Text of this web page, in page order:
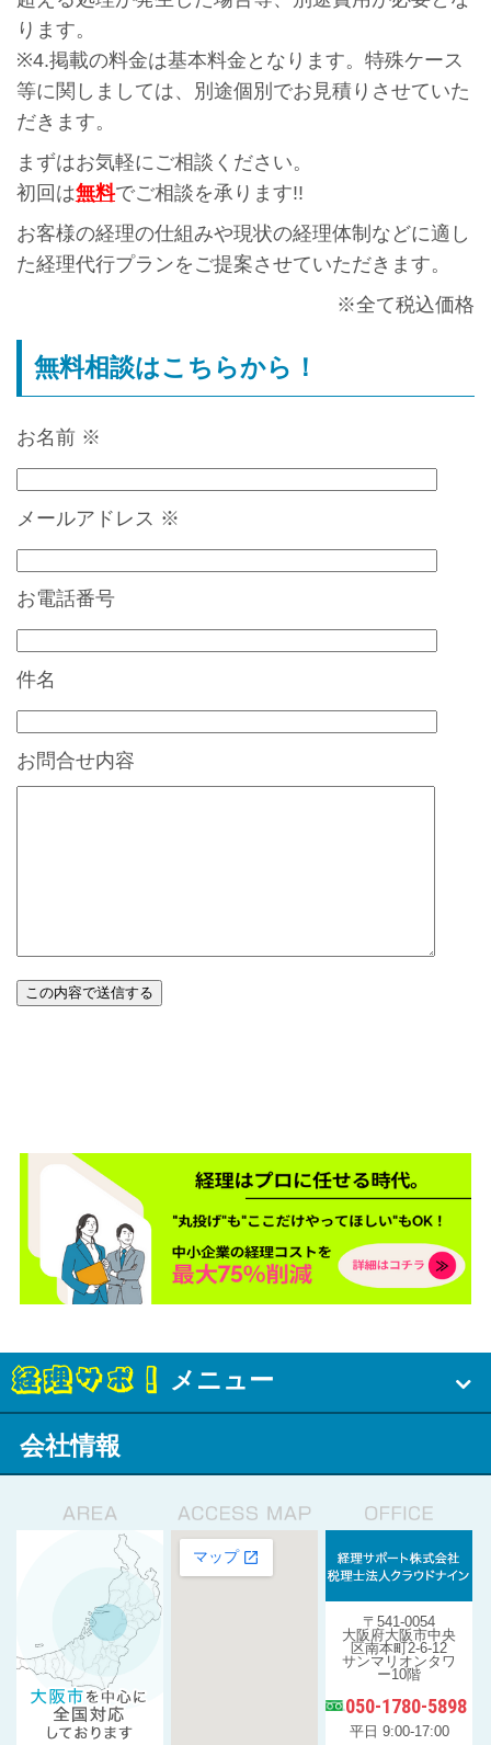
ります。
※4.掲載の料金は基本料金となります。特殊ケース
等に関しましては、別途個別でお見積りさせていた
だきます。
まずはお気軽にご相談ください。
初回は無料でご相談を承ります!!
お客様の経理の仕組みや現状の経理体制などに適し
た経理代行プランをご提案させていただきます。
※全て税込価格
無料相談はこちらから！
お名前 ※
メールアドレス ※
お電話番号
件名
お問合せ内容
メニュー
会社情報
〒541-0054
大阪府大阪市中央
区南本町2-6-12
サンマリオンタワ
ー10階
050-1780-5898
平日 9:00-17:00